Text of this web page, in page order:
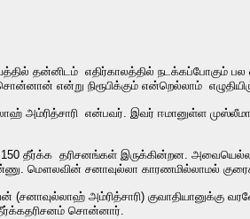
தன்னிடம் எதிர்காலத்தில்
என்று நிரூபிக்கும் என்றெல்லாம்
அம்ரித்சாரி என்பவர். இவர் ஈமானுள்ள
தீர்க்க தரிசனங்கள் இருக்கின்றன.
மௌலவின் சனாவுல்லா காரணமில்லாமல்
அம்ரித்சாரி) குவாதியானுக்கு
சொன்னார்.